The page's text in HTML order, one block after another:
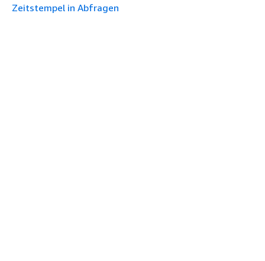
Zeitstempel in Abfragen